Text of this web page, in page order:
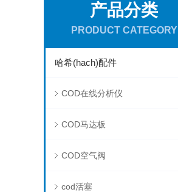
产品分类
PRODUCT CATEGORY
哈希(hach)配件
COD在线分析仪
COD马达板
COD空气阀
cod活塞